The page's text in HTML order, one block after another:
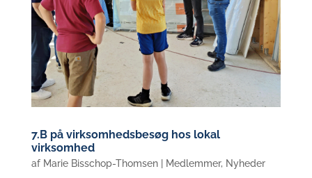
7.B på virksomhedsbesøg hos lokal
virksomhed
af Marie Bisschop-Thomsen| Medlemmer, Nyheder